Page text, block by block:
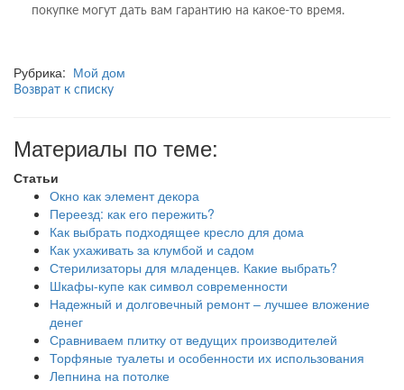
покупке могут дать вам гарантию на какое-то время.
Рубрика: Мой дом
Возврат к списку
Материалы по теме:
Статьи
Окно как элемент декора
Переезд: как его пережить?
Как выбрать подходящее кресло для дома
Как ухаживать за клумбой и садом
Стерилизаторы для младенцев. Какие выбрать?
Шкафы-купе как символ современности
Надежный и долговечный ремонт – лучшее вложение
денег
Сравниваем плитку от ведущих производителей
Торфяные туалеты и особенности их использования
Лепнина на потолке